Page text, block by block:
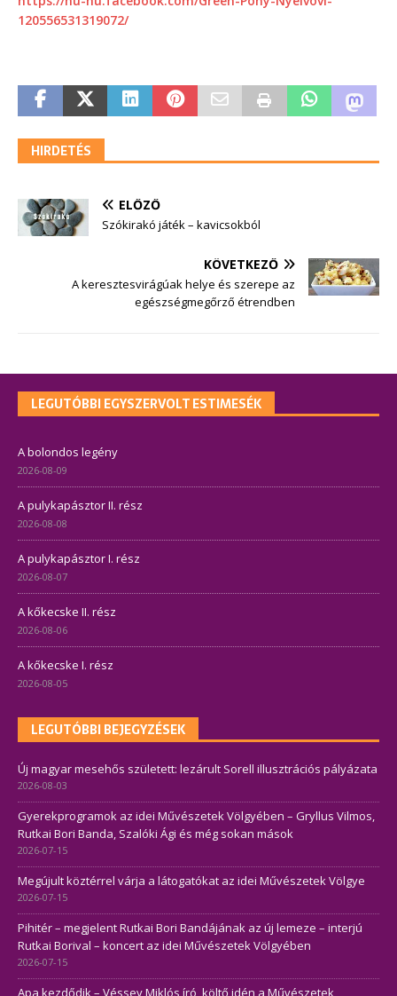
120556531319072/
HIRDETÉS
ELŐZŐ
Szókirakó játék – kavicsokból
KÖVETKEZŐ
A keresztesvirágúak helye és szerepe az
egészségmegőrző étrendben
LEGUTÓBBI EGYSZERVOLT ESTIMESÉK
A bolondos legény
2026-08-09
A pulykapásztor II. rész
2026-08-08
A pulykapásztor I. rész
2026-08-07
A kőkecske II. rész
2026-08-06
A kőkecske I. rész
2026-08-05
LEGUTÓBBI BEJEGYZÉSEK
Új magyar mesehős született: lezárult Sorell illusztrációs pályázata
2026-08-03
Gyerekprogramok az idei Művészetek Völgyében – Gryllus Vilmos,
Rutkai Bori Banda, Szalóki Ági és még sokan mások
2026-07-15
Megújult köztérrel várja a látogatókat az idei Művészetek Völgye
2026-07-15
Pihitér – megjelent Rutkai Bori Bandájának az új lemeze – interjú
Rutkai Borival – koncert az idei Művészetek Völgyében
2026-07-15
Apa kezdődik – Véssey Miklós író, költő idén a Művészetek